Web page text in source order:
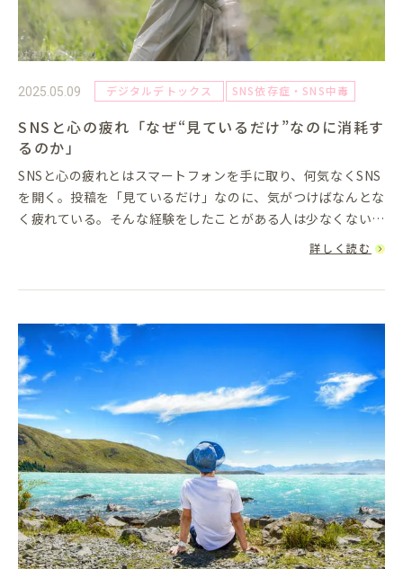
2025.05.09 デジタルデトックス SNS依存症・SNS中毒
SNSと心の疲れ「なぜ“見ているだけ”なのに消耗す
るのか」
SNSと心の疲れとはスマートフォンを手に取り、何気なくSNS
を開く。投稿を「見ているだけ」なのに、気がつけばなんとな
く疲れている。そんな経験をしたことがある人は少なくないで
しょう。SNSは情報収集や人とのつながりに役立つ一方で、心
詳しく読む